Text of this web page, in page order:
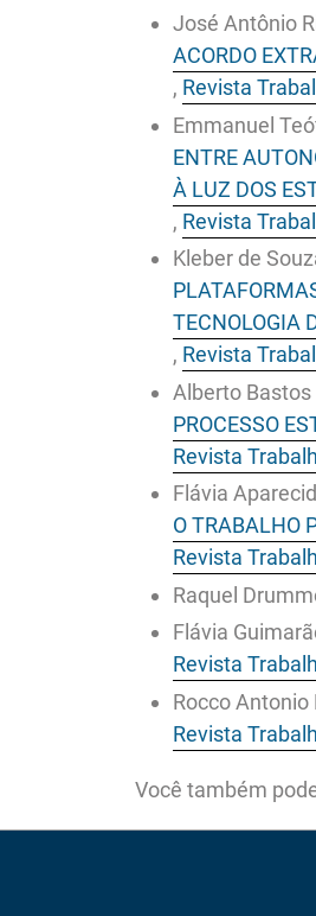
José Antônio
ACORDO
, Revista
Emmanuel
ENTRE
À LUZ DOS
, Revista
Kleber de
TECNOLOGIA
, Revista
Alberto Bastos
PROCESSO
Revista
Flávia
O TRABALHO
Revista
Raquel
Flávia
Revista
Rocco Antonio
Revista
Você também